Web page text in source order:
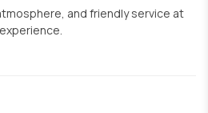
and friendly service at